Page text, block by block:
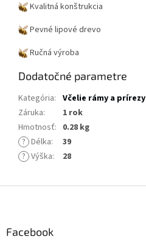
Kvalitná konštrukcia
Pevné lipové drevo
Ručná výroba
Dodatočné parametre
Kategória: Včelie rámy a prírezy
Záruka:
1 rok
Hmotnosť: 0.28 kg
? Délka:
39
? Výška: 28
Facebook